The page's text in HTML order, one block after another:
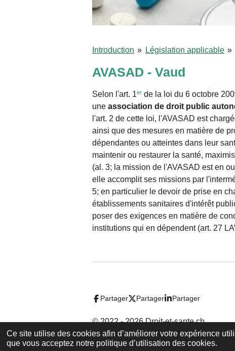
Ce site utilise des cookies afin d’améliorer votre expérience
que vous acceptez notre politique d’utilisation des cookies.
Introduction » Législation applicable »
AVASAD - Vaud
Selon l'art. 1er de la loi du 6 octobre
une association de droit public
l'art. 2 de cette loi, l'AVASAD est
ainsi que des mesures en matière de
dépendantes ou atteintes dans leur
maintenir ou restaurer la santé,
(al. 3; la mission de l'AVASAD est en
elle accomplit ses missions par
5; en particulier le devoir de prise en
établissements sanitaires d'intérêt
poser des exigences en matière de
institutions qui en dépendent (art. 27
Partager Partager Partager
© 2022 - 2026 Droit-et-sante.ch